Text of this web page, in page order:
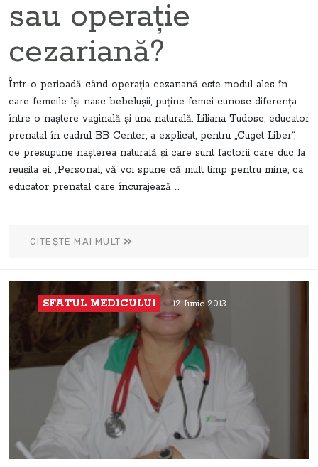
sau operaţie
cezariană?
Într-o perioadă când operaţia cezariană este modul ales în
care femeile îşi nasc bebeluşii, puţine femei cunosc diferenţa
între o naştere vaginală şi una naturală. Liliana Tudose, educator
prenatal în cadrul BB Center, a explicat, pentru „Cuget Liber“,
ce presupune naşterea naturală şi care sunt factorii care duc la
reuşita ei. „Personal, vă voi spune că mult timp pentru mine, ca
educator prenatal care încurajează ...
CITEȘTE MAI MULT
SFATUL MEDICULUI 12 Iunie 2013